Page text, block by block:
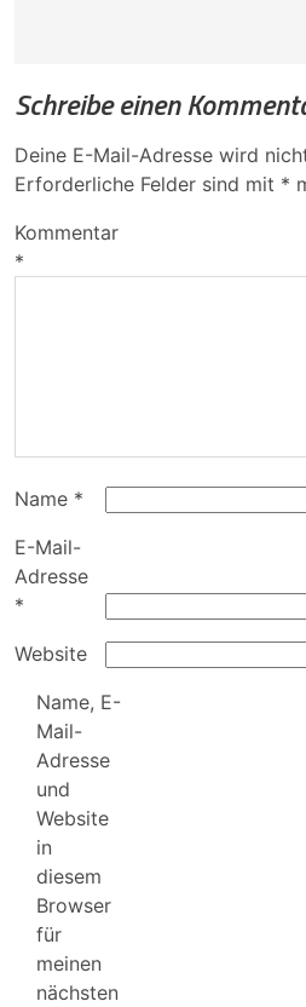
Schreibe einen
Deine E-Mail-Adresse wird
Erforderliche Felder sind mit *
Kommentar
*
Name *
E-Mail-
Adresse
*
Website
Name, E-
Mail-
Adresse
und
Website
in
diesem
Browser
für
meinen
nächsten